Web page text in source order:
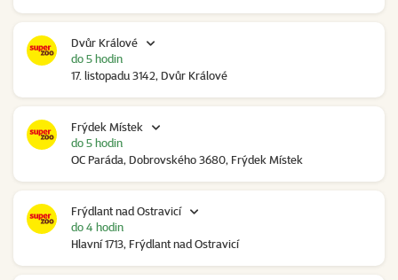
Dvůr Králové
17. listopadu 3142, Dvůr Králové
do 5 hodin
Frýdek Místek
OC Paráda, Dobrovského 3680, Frýdek Místek
do 5 hodin
Frýdlant nad Ostravicí
Hlavní 1713, Frýdlant nad Ostravicí
do 4 hodin